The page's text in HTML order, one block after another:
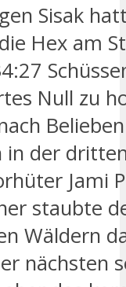
Sisak
Hex am
Null zu
der
Jami
staubte
Wäldern
nächsten